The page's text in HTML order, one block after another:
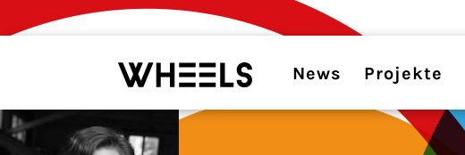
News Projekte